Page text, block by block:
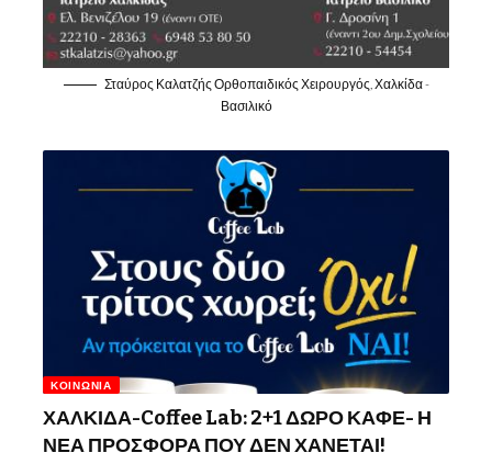
Σταύρος Καλατζής Ορθοπαιδικός Χειρουργός, Χαλκίδα -
Βασιλικό
ΚΟΙΝΩΝΊΑ
ΧΑΛΚΙΔΑ-Coffee Lab: 2+1 ΔΩΡΟ ΚΑΦΕ- Η
ΝΕΑ ΠΡΟΣΦΟΡΑ ΠΟΥ ΔΕΝ ΧΑΝΕΤΑΙ!